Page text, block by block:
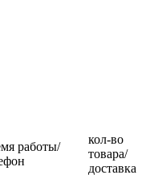
работы/
кол-во
товара/
доставка